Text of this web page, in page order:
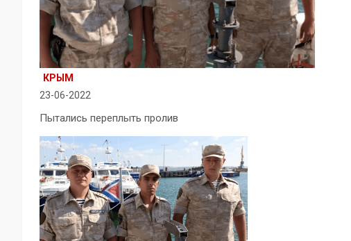
КРЫМ
23-06-2022
Пытались переплыть пролив